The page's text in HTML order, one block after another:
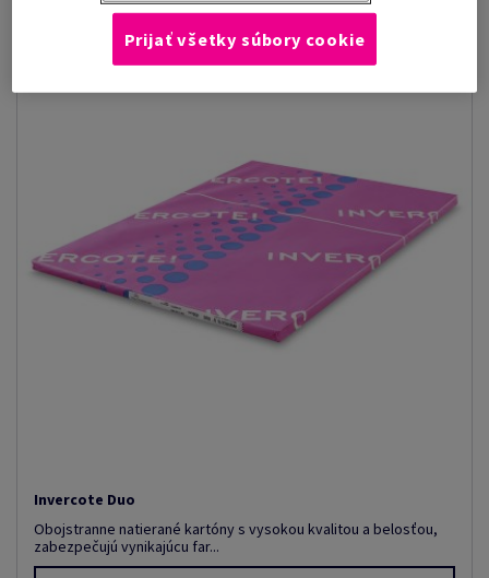
Invercote Duo
Obojstranne natierané kartóny s vysokou kvalitou a belosťou,
zabezpečujú vynikajúcu far...
Prijať všetky súbory cookie